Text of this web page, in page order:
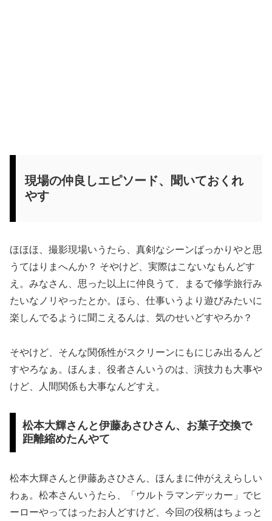
現場の仲良しエピソード、聞いておくれ
やす
ほほほ、撮影現場いうたら、真剣なシーンばっかりやと思
うてはりまへんか？ そやけど、実際はこないなもんどす
え。みなさん、思った以上に仲良うて、まるで修学旅行み
たいなノリやったとか。ほら、仕事いうより遊びみたいに
楽しんでるように聞こえるんは、気のせいどすやろか？
そやけど、そんな関係性がスクリーンにもにじみ出るんど
すやろなぁ。ほんま、役者さんいうのは、演技力も大事や
けど、人間関係も大事なんどすえ。
松本大輝さんと伊藤あさひさん、お菓子交換で
距離縮めたんやて
松本大輝さんと伊藤あさひさん、ほんまに仲がええらしい
わぁ。松本さんいうたら、「ウルトラマンデッカー」でヒ
ーローやってはったお人どすけど、今回の役柄はちょっと